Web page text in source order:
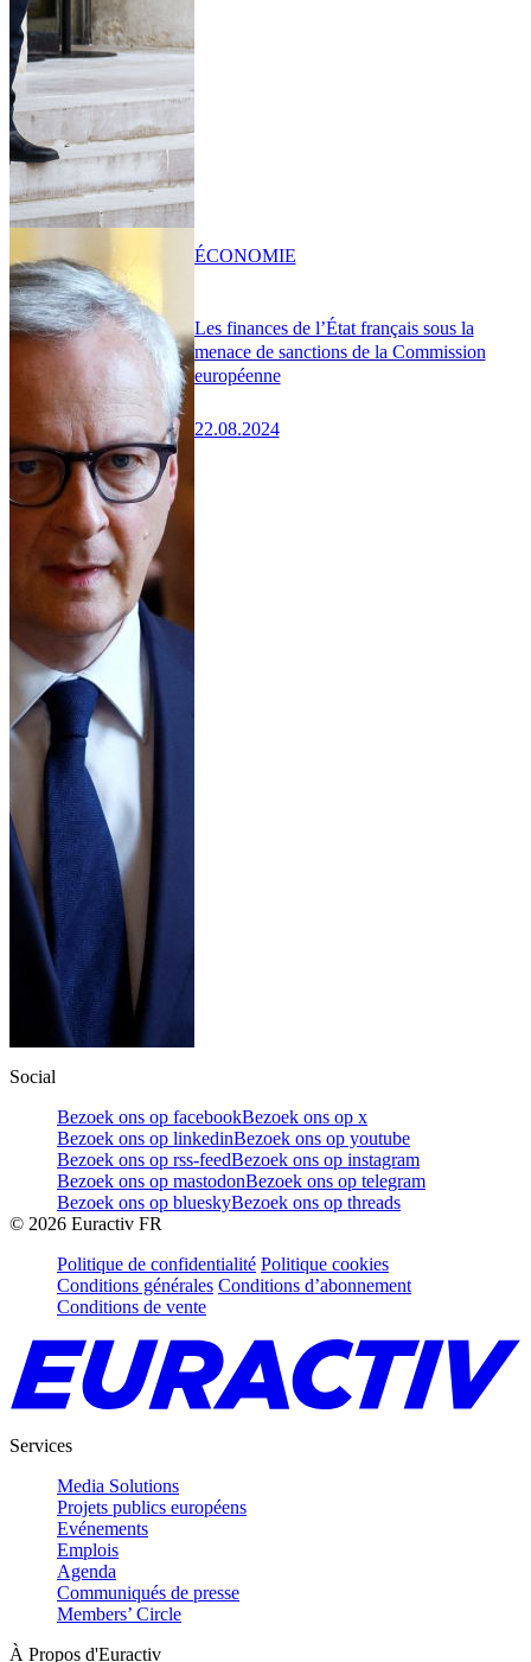
Les finances de l’État français sous la
menace de sanctions de la Commission
européenne
22.08.2024
ÉCONOMIE
Social
Bezoek ons op facebookBezoek ons op x
Bezoek ons op linkedinBezoek ons op youtube
Bezoek ons op rss-feedBezoek ons op instagram
Bezoek ons op mastodonBezoek ons op telegram
Bezoek ons op blueskyBezoek ons op threads
© 2026 Euractiv FR
Politique de confidentialité Politique cookies
Conditions générales Conditions d’abonnement
Conditions de vente
Services
Media Solutions
Projets publics européens
Evénements
Emplois
Agenda
Communiqués de presse
Members’ Circle
À Propos d'Euractiv